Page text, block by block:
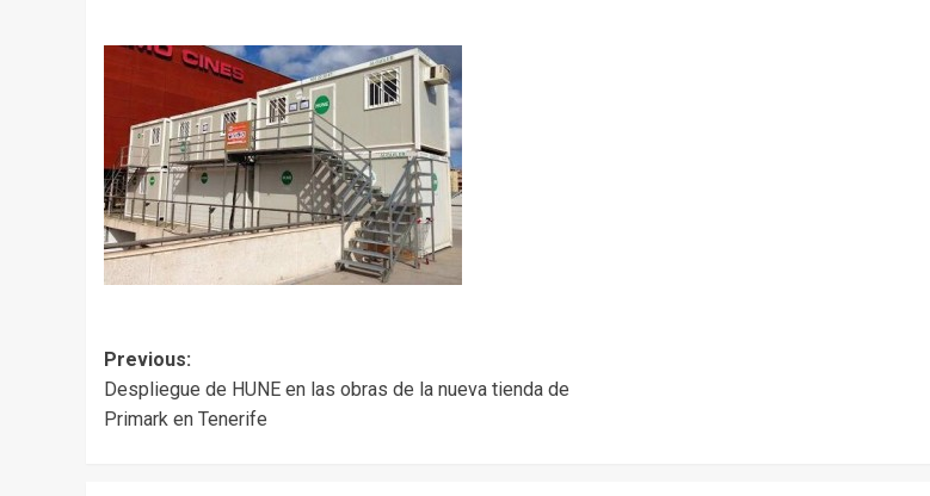
Post
navigation
Previous:
Despliegue de HUNE en las obras de la nueva tienda de
Primark en Tenerife